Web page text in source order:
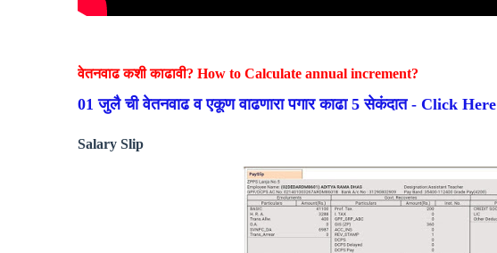
वेतनवाढ कशी काढावी? How to Calculate annual increment?
01 जुलै ची वेतनवाढ व एकूण वाढणारा पगार काढा 5 सेकंदात - Click Here
Salary Slip